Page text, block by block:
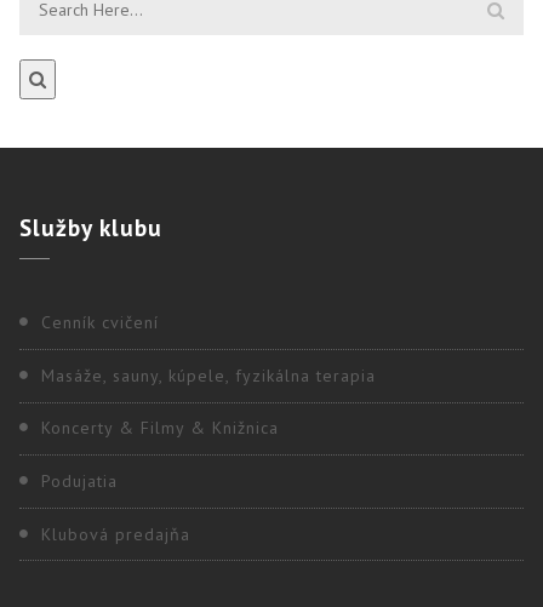
Službyklubu
Cenník cvičení
Masáže, sauny, kúpele, fyzikálna terapia
Koncerty & Filmy & Knižnica
Podujatia
Klubová predajňa